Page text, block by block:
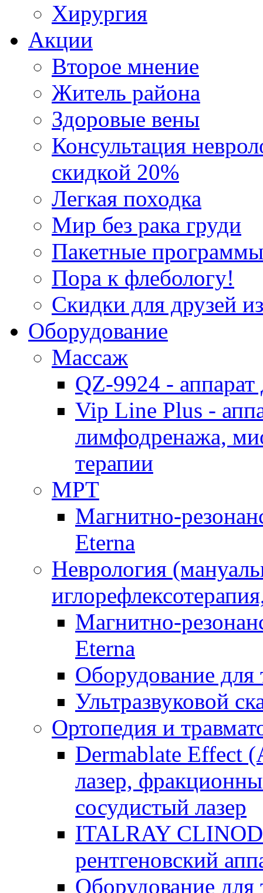
Хирургия
Акции
Второе мнение
Житель района
Здоровые вены
Консультация
скидкой 20%
Легкая походка
Мир без рака груди
Пакетные
Пора к флебологу!
Скидки для друзей
Оборудование
Массаж
QZ-9924 - аппарат
Vip Line Plus -
лимфодренажа,
терапии
МРТ
Магнитно-
Eterna
Неврология
Магнитно-
Eterna
Оборудование
Ультразвуковой
Ортопедия и
Dermablate Effect
лазер,
сосудистый лазер
ITALRAY
рентгеновский
Оборудование